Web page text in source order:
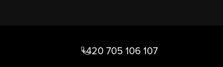
+420 705 106 107